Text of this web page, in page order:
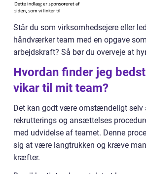
Står du som virksomhedsejere eller
håndværker team med en opgave
arbejdskraft? Så bør du overveje at
Hvordan finder jeg
vikar til mit team?
Det kan godt være omstændeligt selv
rekrutterings og ansættelses
med udvidelse af teamet. Denne
sig at være langtrukken og kræve
kræfter.